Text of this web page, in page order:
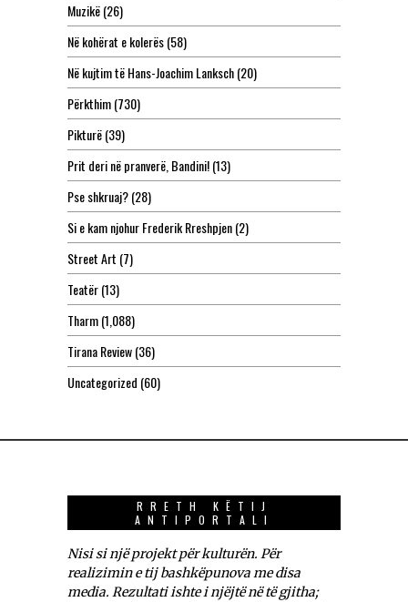
Muzikë(26)
Në kohërat e kolerës(58)
Në kujtim të Hans-Joachim Lanksch(20)
Përkthim(730)
Pikturë(39)
Prit deri në pranverë, Bandini!(13)
Pse shkruaj?(28)
Si e kam njohur Frederik Rreshpjen(2)
Street Art (7)
Teatër(13)
Tharm(1,088)
Tirana Review(36)
Uncategorized (60)
RRETH KËTIJ
ANTIPORTALI
Nisi si një projekt për kulturën. Për
realizimin e tij bashkëpunova me disa
media. Rezultati ishte i njëjtë në të gjitha;